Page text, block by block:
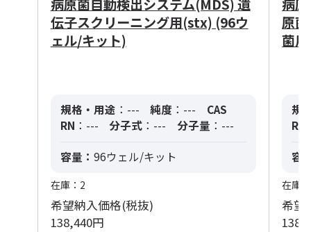
病原菌自動検出システム(MDS) 遺
伝子スクリーニング用(stx) (96ウ
ェル/キット)
規格・用途 ：--- 純度 ：---
CAS
RN ：--- 分子式 ：--- 分子量 ：---
容量： 96ウェル/キット
在庫：2
希望納入価格(税抜)
138,440円
病
原
菌
規
RN
容
在庫
希望